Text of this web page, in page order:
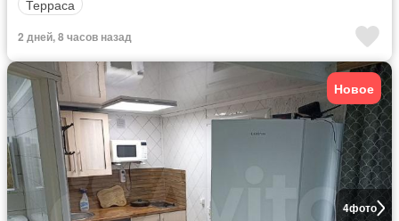
Терраса
2 дней, 8 часов назад
4фото
Новое